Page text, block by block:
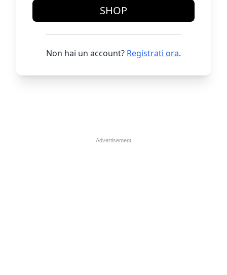
SHOP
Non hai un account? Registrati ora.